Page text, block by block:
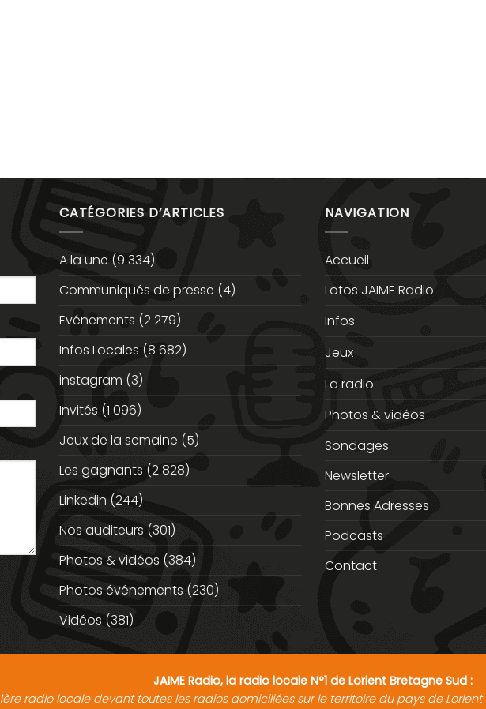
CATÉGORIES D’ARTICLES
A la une (9 334)
Communiqués de presse (4)
Evénements (2 279)
Infos Locales (8 682)
instagram (3)
Invités (1 096)
Jeux de la semaine (5)
Les gagnants (2 828)
Linkedin (244)
Nos auditeurs (301)
Photos & vidéos (384)
Photos événements (230)
Vidéos (381)
NAVIGATION
Accueil
Lotos JAIME Radio
Infos
Jeux
La radio
Photos & vidéos
Sondages
Newsletter
Bonnes Adresses
Podcasts
Contact
JAIME Radio, la radio locale N°1 de Lorient Bretagne Sud :
1ère radio locale devant toutes les radios domiciliées sur le territoire du pays de